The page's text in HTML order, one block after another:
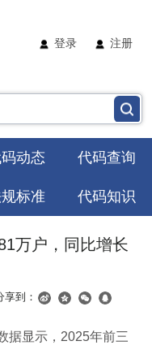
登录 注册
动态 代码查询
标准 代码知识
万户，同比增长
享到：
据显示，2025年前三